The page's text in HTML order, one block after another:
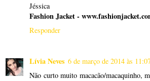
Jéssica
Fashion Jacket -
Responder
Lívia Neves 6 de março de 2014 às
Não curto muito macacão/macaquinho,